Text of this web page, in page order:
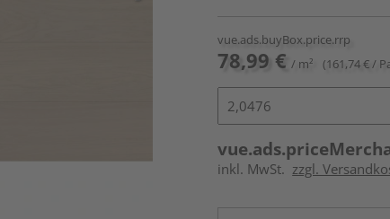
vue.ads.buyBox.price.rrp
78,99 € / m² (161,74 € /
inkl. MwSt. zzgl.